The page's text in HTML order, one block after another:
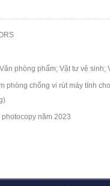
phòng phẩm; Vật tư vệ sinh;
phòng chống vi rút máy tính
năm 2023